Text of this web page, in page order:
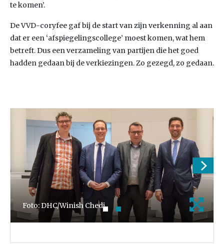
te komen’.
De VVD-coryfee gaf bij de start van zijn verkenning al aan
dat er een ‘afspiegelingscollege’ moest komen, wat hem
betreft. Dus een verzameling van partijen die het goed
hadden gedaan bij de verkiezingen. Zo gezegd, zo gedaan.
Foto: DHC/Winish Chedi